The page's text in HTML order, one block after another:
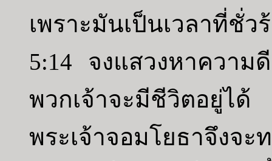
เพราะมันเป็นเวลาที่ชั่ว
5:14 จงแสวงหาควา
พวกเจ้าจะมีชีวิตอยู่
พระเจ้าจอมโยธาจึงจ